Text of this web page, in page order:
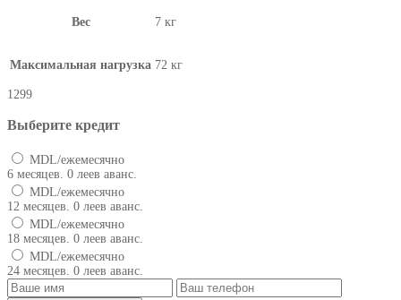
Вес 7 кг
Максимальная нагрузка 72 кг
1299
Выберите кредит
MDL/ежемесячно
6 месяцев. 0 леев аванс.
MDL/ежемесячно
12 месяцев. 0 леев аванс.
MDL/ежемесячно
18 месяцев. 0 леев аванс.
MDL/ежемесячно
24 месяцев. 0 леев аванс.